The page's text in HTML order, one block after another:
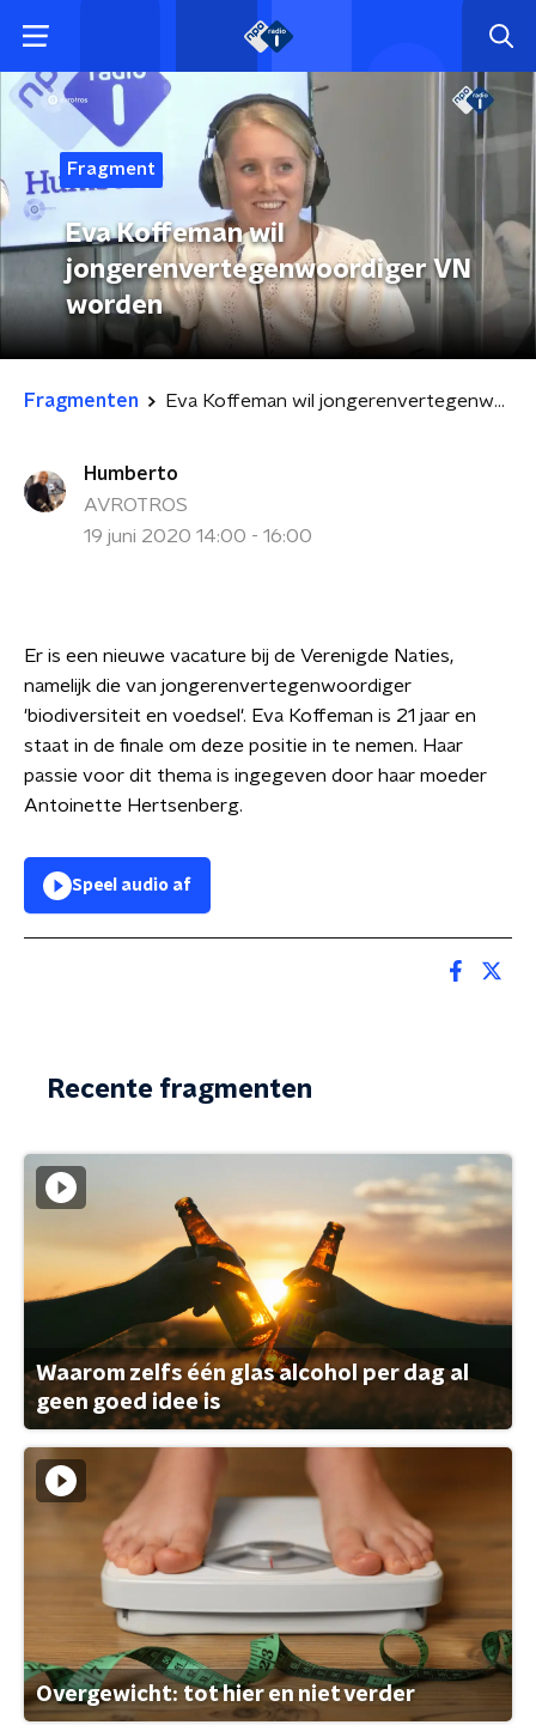
Fragment
Eva Koffeman wil
jongerenvertegenwoordiger VN
worden
Fragmenten Eva Koffeman wil jongerenvertegenwoordiger VN worden
Humberto
AVROTROS
19 juni 2020 14:00 - 16:00
Er is een nieuwe vacature bij de Verenigde Naties,
namelijk die van jongerenvertegenwoordiger
'biodiversiteit en voedsel'. Eva Koffeman is 21 jaar en
staat in de finale om deze positie in te nemen. Haar
passie voor dit thema is ingegeven door haar moeder
Antoinette Hertsenberg.
Speel audio af
Recente fragmenten
Waarom zelfs één glas alcohol per dag al
geen goed idee is
Overgewicht: tot hier en niet verder